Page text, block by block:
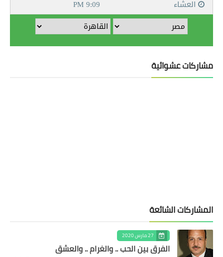
مشاركات عشوائية
المشاركات الشائعة
27 مارس 2020
الفرق بين الحب .. والغرام .. والعشق